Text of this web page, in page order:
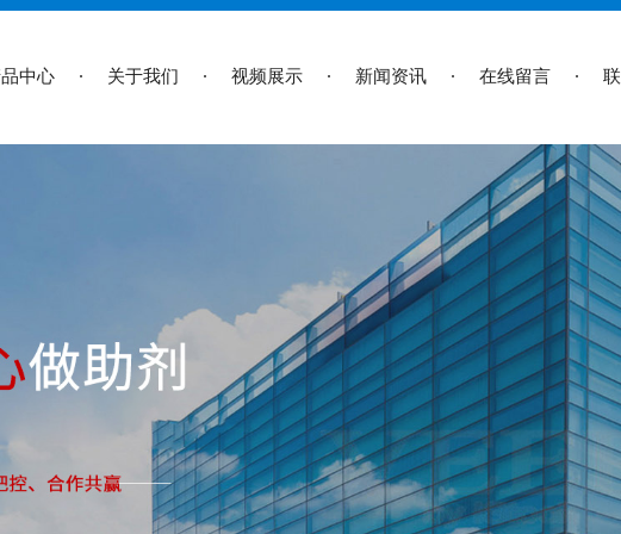
中心 关于我们 视频展示 新闻资讯 在线留言